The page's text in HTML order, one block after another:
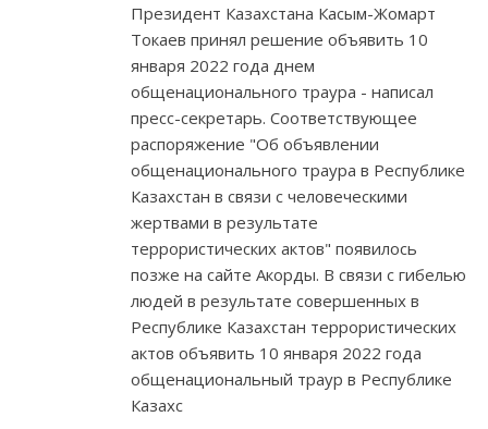
Президент Казахстана Касым-Жомарт
Токаев принял решение объявить 10
января 2022 года днем
общенационального траура - написал
пресс-секретарь. Cоответствующее
распоряжение "Об объявлении
общенационального траура в Республике
Казахстан в связи с человеческими
жертвами в результате
террористических актов" появилось
позже на сайте Акорды. В связи с гибелью
людей в результате совершенных в
Республике Казахстан террористических
актов объявить 10 января 2022 года
общенациональный траур в Республике
Казахс